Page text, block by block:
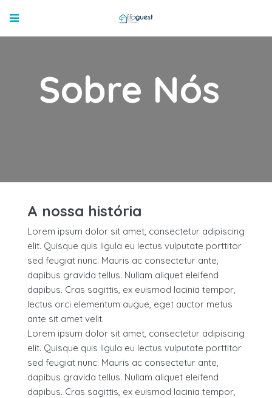
Sobre Nós
A nossa história
Lorem ipsum dolor sit amet, consectetur adipiscing
elit. Quisque quis ligula eu lectus vulputate porttitor
sed feugiat nunc. Mauris ac consectetur ante,
dapibus gravida tellus. Nullam aliquet eleifend
dapibus. Cras sagittis, ex euismod lacinia tempor,
lectus orci elementum augue, eget auctor metus
ante sit amet velit.
Lorem ipsum dolor sit amet, consectetur adipiscing
elit. Quisque quis ligula eu lectus vulputate porttitor
sed feugiat nunc. Mauris ac consectetur ante,
dapibus gravida tellus. Nullam aliquet eleifend
dapibus. Cras sagittis, ex euismod lacinia tempor,